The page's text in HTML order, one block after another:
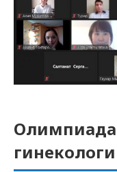
Олимпиада